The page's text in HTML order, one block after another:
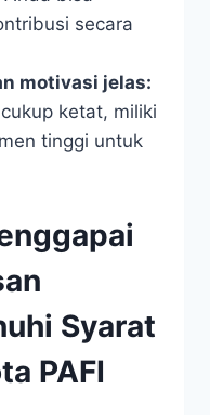
secara
motivasi jelas:
ketat, miliki
tinggi untuk
Syarat
PAFI